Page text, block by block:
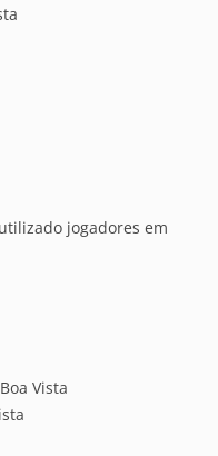
jogadores em
Vista